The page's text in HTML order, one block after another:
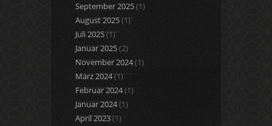
September 2025(1)
August 2025(1)
Juli 2025(1)
Januar 2025(2)
November 2024(1)
März 2024(1)
Februar 2024(1)
Januar 2024(1)
April 2023(1)